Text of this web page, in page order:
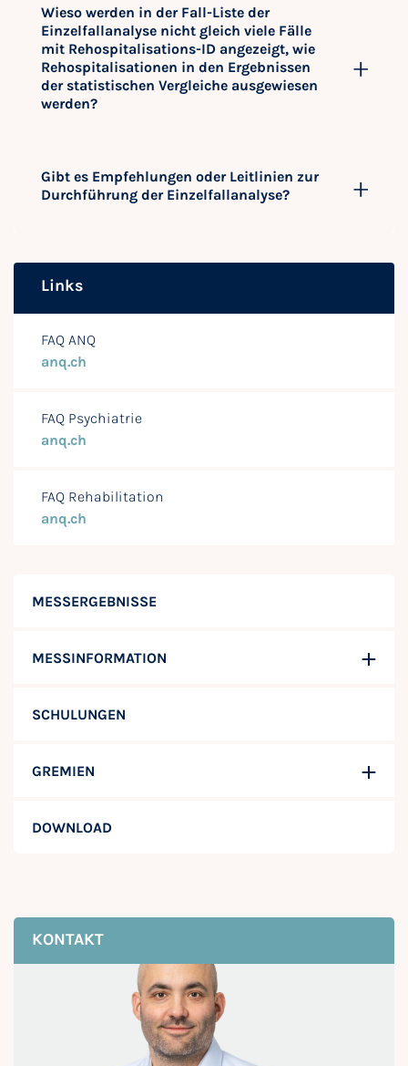
MESSERGEBNISSE
MESSINFORMATION
SCHULUNGEN
GREMIEN
DOWNLOAD
KONTAKT
Wieso werden in der Fall-Liste der
Einzelfallanalyse nicht gleich viele Fälle
mit Rehospitalisations-ID angezeigt, wie
Rehospitalisationen in den Ergebnissen
der statistischen Vergleiche ausgewiesen
werden?
Gibt es Empfehlungen oder Leitlinien zur
Durchführung der Einzelfallanalyse?
Links
FAQ ANQ
anq.ch
FAQ Psychiatrie
anq.ch
FAQ Rehabilitation
anq.ch